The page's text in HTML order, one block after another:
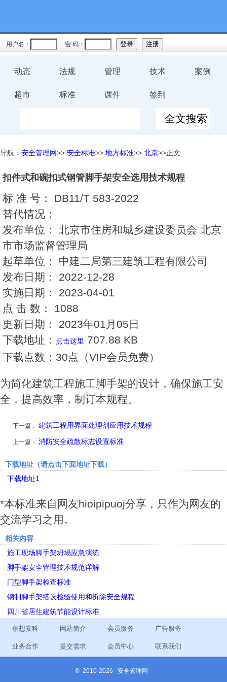
用户名： 密 码：
动态 法规 管理 技术 案例
超市 标准 课件 签到
导航： 安全管理网>> 安全标准>> 地方标准>> 北京>>正文
扣件式和碗扣式钢管脚手架安全选用技术规程
标 准 号： DB11/T 583-2022
替代情况：
发布单位： 北京市住房和城乡建设委员会 北京
市市场监督管理局
起草单位： 中建二局第三建筑工程有限公司
发布日期： 2022-12-28
实施日期： 2023-04-01
点 击 数： 1088
更新日期： 2023年01月05日
下载地址：
点击这里 707.88 KB
下载点数： 30点（VIP会员免费）
为简化建筑工程施工脚手架的设计，确保施工安
全，提高效率，制订本规程。
下一篇： 建筑工程用界面处理剂应用技术规程
上一篇： 消防安全疏散标志设置标准
下载地址（请点击下面地址下载）
下载地址1
*本标准来自网友hioipipuoj分享，只作为网友的
交流学习之用。
相关内容
施工现场脚手架坍塌应急演练
脚手架安全管理技术规范详解
门型脚手架检查标准
钢制脚手架搭设检验使用和拆除安全规程
四川省居住建筑节能设计标准
创想安科 网站简介 会员服务 广告服务
业务合作 提交需求 会员中心 联系我们
© 2010-2026 安全管理网